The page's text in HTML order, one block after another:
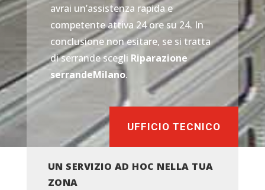
avrai un’assistenza rapida e
competente attiva 24 ore su 24. In
conclusione non esitare, se si tratta
di serrande scegli Riparazione
serrandeMilano.
UFFICIO TECNICO
UN SERVIZIO AD HOC NELLA TUA
ZONA